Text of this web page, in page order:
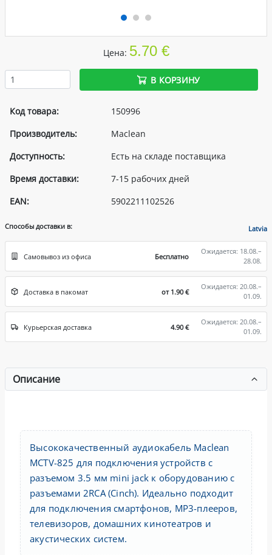
Цена: 5.70 €
В КОРЗИНУ
Код товара:
150996
Производитель:
Maclean
Доступность:
Есть на складе поставщика
Время доставки:
7-15 рабочих дней
EAN:
5902211102526
Способы доставки в: Latvia
Самовывоз из офиса Бесплатно
Ожидается: 18.08.–
28.08.
Доставка в пакомат от 1.90 €
Ожидается: 20.08.–
01.09.
Курьерская доставка 4.90 €
Ожидается: 20.08.–
01.09.
Описание
Высококачественный аудиокабель Maclean
MCTV-825 для подключения устройств с
разъемом 3.5 мм mini jack к оборудованию с
разъемами 2RCA (Cinch). Идеально подходит
для подключения смартфонов, MP3-плееров,
телевизоров, домашних кинотеатров и
акустических систем.